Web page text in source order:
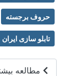
حروف برجسته
تابلو سازی ایران
مطالعه